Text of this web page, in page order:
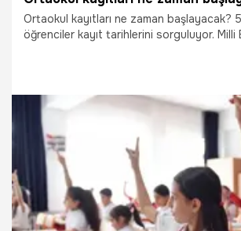
Ortaokul kayıtları ne zaman başlayacak?
öğrenciler kayıt tarihlerini sorguluyor. Milli
2.07.2024 Gündem